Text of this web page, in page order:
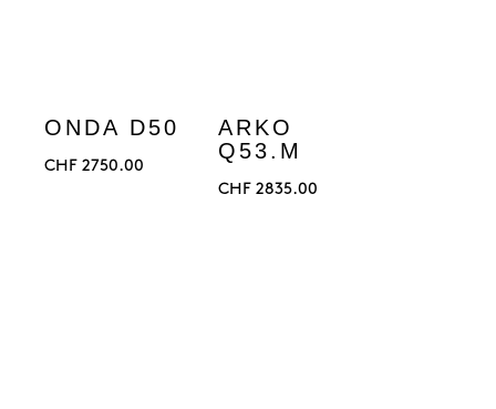
ONDA D50
CHF 2750.00
ARKO
Q53.M
CHF 2835.00